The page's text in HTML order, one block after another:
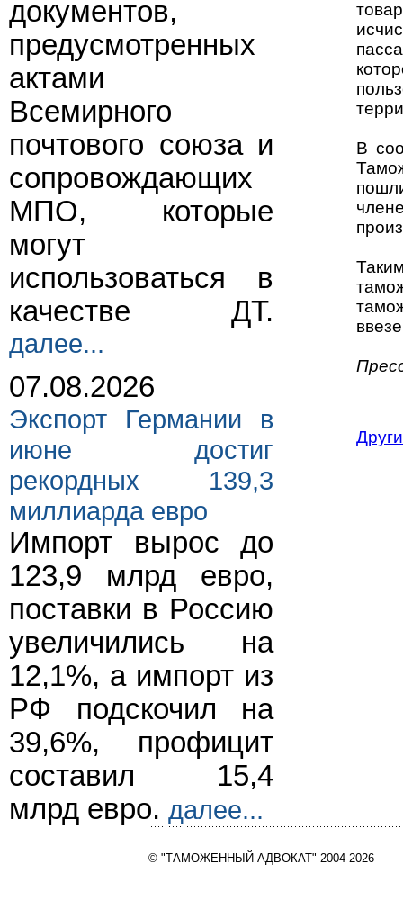
документов,
предусмотренных
актами
Всемирного
почтового союза и
сопровождающих
МПО, которые
могут
использоваться в
качестве ДТ.
далее...
07.08.2026
Экспорт Германии в
июне достиг
рекордных 139,3
миллиарда евро
Импорт вырос до
123,9 млрд евро,
поставки в Россию
увеличились на
12,1%, а импорт из
РФ подскочил на
39,6%, профицит
составил 15,4
млрд евро. далее...
В
© "ТАМОЖЕННЫЙ АДВОКАТ" 2004-2026